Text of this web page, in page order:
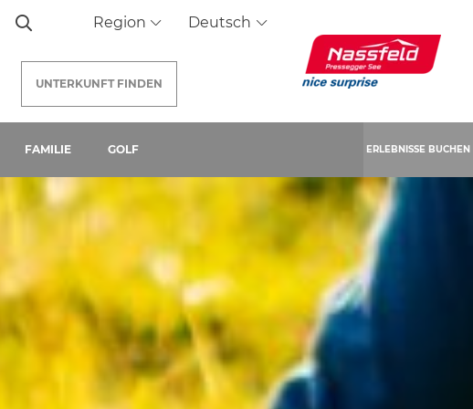
Region Deutsch
FAMILIE GOLF ERLEBNISSE BUCHEN
UNTERKUNFT FINDEN